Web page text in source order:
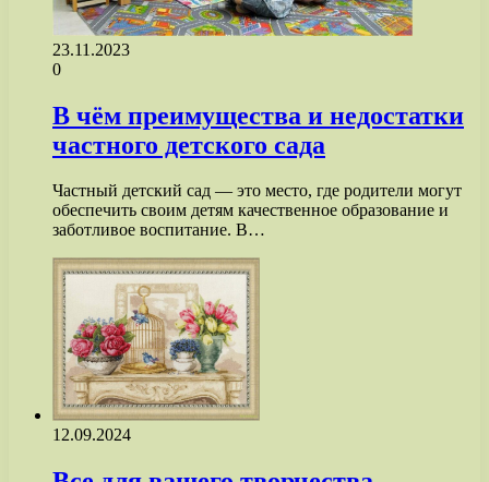
23.11.2023
0
В чём преимущества и недостатки
частного детского сада
Частный детский сад — это место, где родители могут
обеспечить своим детям качественное образование и
заботливое воспитание. В…
12.09.2024